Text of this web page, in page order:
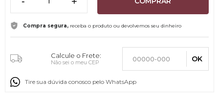
Compra segura, receba o produto ou devolvemos seu dinheiro
Calcule o Frete:
Não sei o meu CEP OK
Tire sua dúvida conosco pelo WhatsApp